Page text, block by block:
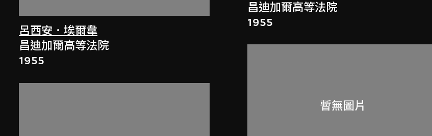
呂西安．埃爾韋
昌迪加爾高等法院
1955
昌迪加爾高等法院
1955